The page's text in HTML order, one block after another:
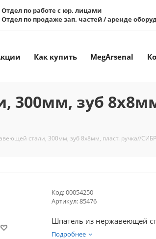
Отдел по работе с юр. лицами
по продаже зап. частей / аренде
Как купить MegArsenal
зуб
стали, 300мм, зуб 8х8мм, пласт. ручка//
Код:00054250
Артикул:85476
Шпатель из нержавеющей
Подробнее